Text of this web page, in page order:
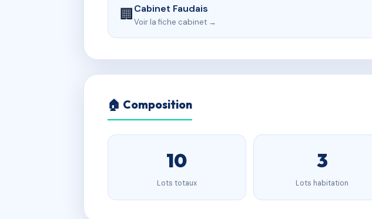
🏢Cabinet Faudais
Voir la fiche cabinet →
🏠 Composition
10
Lots totaux
3
Lots habitation